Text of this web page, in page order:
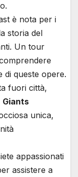
è nota per i
storia del
Un tour
di queste opere.
fuori città,
Giants
unica,
appassionati
assistere a